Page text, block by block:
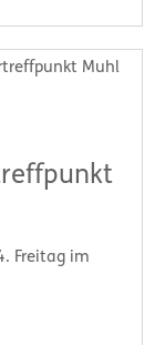
Muhl
Freitag im